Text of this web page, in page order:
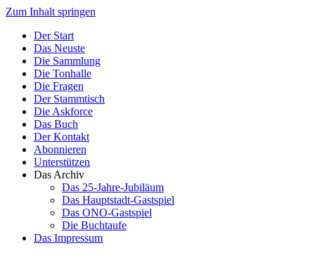
Zum Inhalt springen
Der Start
Das Neuste
Die Sammlung
Die Tonhalle
Die Fragen
Der Stammtisch
Die Askforce
Das Buch
Der Kontakt
Abonnieren
Unterstützen
Das Archiv
Das 25-Jahre-Jubiläum
Das Hauptstadt-Gastspiel
Das ONO-Gastspiel
Die Buchtaufe
Das Impressum